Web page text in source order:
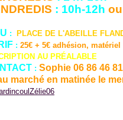
: 10h-12h ou
: PLACE DE L'ABEILLE
: 25€ + 5€ adhésion,
AU PRÉALABLE
: Sophie 06 86 46
marché en matinée le